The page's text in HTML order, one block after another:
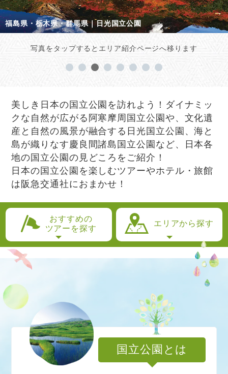
・栃木県・群馬県｜日光国立公園 三
写真をタップするとエリア紹介ページへ移ります
美しき日本の国立公園を訪れよう！ダイナミッ
クな自然が広がる阿寒摩周国立公園や、文化遺
産と自然の風景が融合する日光国立公園、海と
島が織りなす慶良間諸島国立公園など、日本各
地の国立公園の見どころをご紹介！
日本の国立公園を楽しむツアーやホテル・旅館
は阪急交通社におまかせ！
おすすめの
ツアーを探す
エリアから探す
国立公園とは